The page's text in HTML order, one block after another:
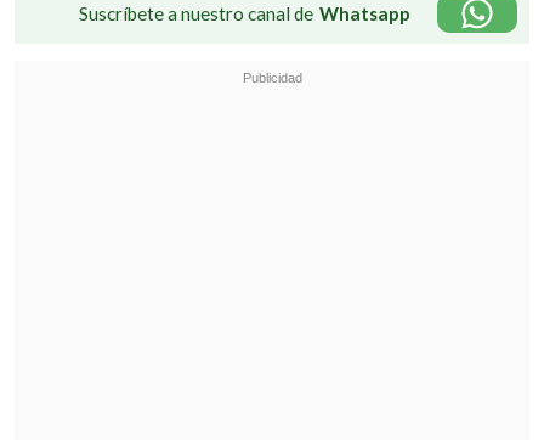
Suscríbete a nuestro canal de Whatsapp